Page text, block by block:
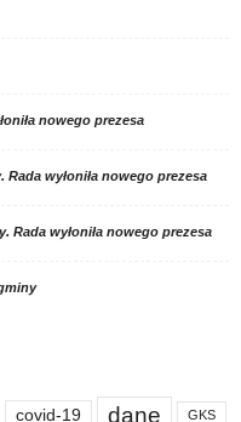
nowego prezesa
Rada wyłoniła nowego prezesa
Rada wyłoniła nowego prezesa
covid-19 dane GKS